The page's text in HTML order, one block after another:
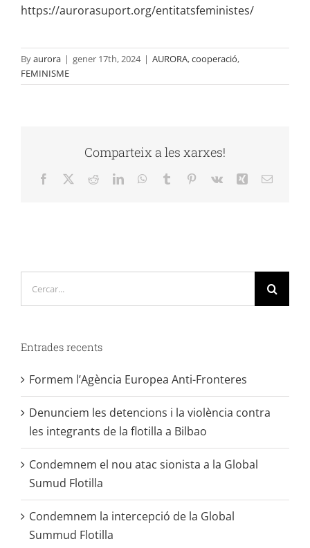
https://aurorasuport.org/entitatsfeministes/
Byaurora | gener 17th, 2024 | AURORA,cooperació,
FEMINISME
Comparteix a les xarxes!
Facebook RedditLinkedInWhatsApp
Tumblr Pinterest
Vk Xing Email:
Entrades recents
Formem l’Agència Europea Anti-Fronteres
Denunciem les detencions i la violència contra
les integrants de la flotilla a Bilbao
Condemnem el nou atac sionista a la Global
Sumud Flotilla
Condemnem la intercepció de la Global
Summud Flotilla